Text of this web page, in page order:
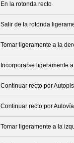
En la rotonda recto
Salir de la rotonda
Tomar ligeramente a la
Incorporarse ligeramente
Continuar recto por
Continuar recto por
Tomar ligeramente a la